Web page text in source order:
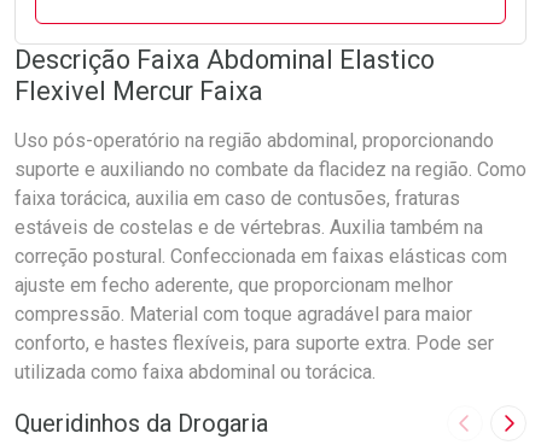
Descrição Faixa Abdominal Elastico
Flexivel Mercur Faixa
Uso pós-operatório na região abdominal, proporcionando
suporte e auxiliando no combate da flacidez na região. Como
faixa torácica, auxilia em caso de contusões, fraturas
estáveis de costelas e de vértebras. Auxilia também na
correção postural. Confeccionada em faixas elásticas com
ajuste em fecho aderente, que proporcionam melhor
compressão. Material com toque agradável para maior
conforto, e hastes flexíveis, para suporte extra. Pode ser
utilizada como faixa abdominal ou torácica.
Queridinhos da Drogaria Imagem